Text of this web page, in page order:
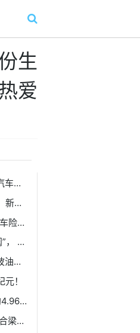
生
爱
始！
之选!
简单！
检！
看！
！
末减少
启动